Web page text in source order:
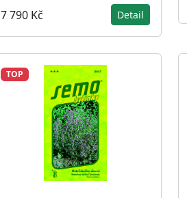
7 790 Kč Detail
TOP